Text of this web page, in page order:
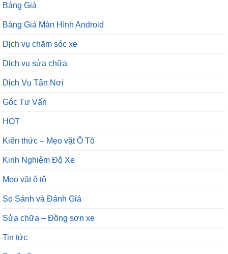
Bảng Giá
Bảng Giá Màn Hình Android
Dịch vụ chăm sóc xe
Dịch vụ sửa chữa
Dịch Vụ Tận Nơi
Góc Tư Vấn
HOT
Kiến thức – Mẹo vặt Ô Tô
Kinh Nghiệm Độ Xe
Mẹo vặt ô tô
So Sánh và Đánh Giá
Sửa chữa – Đồng sơn xe
Tin tức